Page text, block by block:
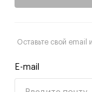
Оставьте свой email
E-mail